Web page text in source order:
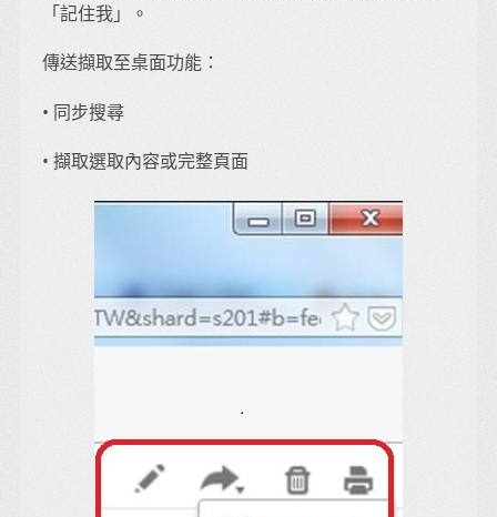
「記住我」。
傳送擷取至桌面功能：
• 同步搜尋
• 擷取選取內容或完整頁面